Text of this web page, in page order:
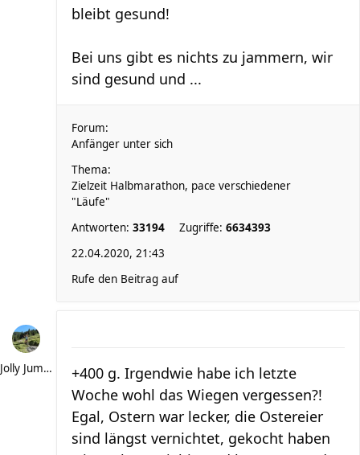
bleibt gesund!
Bei uns gibt es nichts zu jammern, wir
sind gesund und ...
Forum:
Anfänger unter sich
Thema:
Zielzeit Halbmarathon, pace verschiedener
"Läufe"
Antworten: 33194 Zugriffe: 6634393
22.04.2020, 21:43
Rufe den Beitrag auf
Jolly Jumper
+400 g. Irgendwie habe ich letzte
Woche wohl das Wiegen vergessen?!
Egal, Ostern war lecker, die Ostereier
sind längst vernichtet, gekocht haben